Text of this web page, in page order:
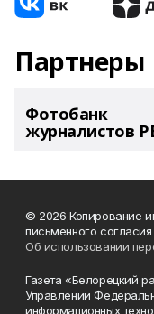
Партнеры
Фотобанк
журналистов
© 2026 Копирование
письменного
Об использовании
Газета «Белорецкий
Управлении
информационных